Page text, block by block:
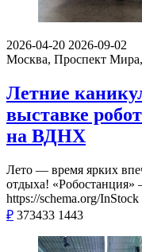
2026-04-20 2026-09-02
Москва, Проспект
Летние
выставке
на ВДНХ
Лето — время ярких
отдыха!
https://schema.org/InStock
₽ 373433 1443